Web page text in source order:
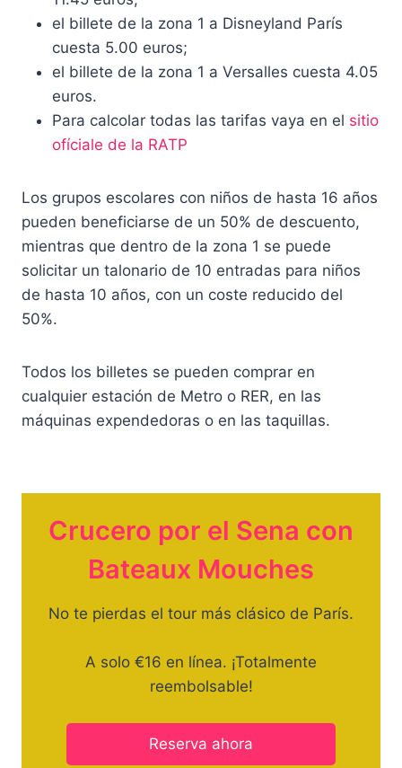
el billete de la zona 1 a Disneyland París
cuesta 5.00 euros;
el billete de la zona 1 a Versalles cuesta 4.05
euros.
Para calcolar todas las tarifas vaya en el sitio
ofíciale de la RATP
Los grupos escolares con niños de hasta 16 años
pueden beneficiarse de un 50% de descuento,
mientras que dentro de la zona 1 se puede
solicitar un talonario de 10 entradas para niños
de hasta 10 años, con un coste reducido del
50%.
Todos los billetes se pueden comprar en
cualquier estación de Metro o RER, en las
máquinas expendedoras o en las taquillas.
Crucero por el Sena con
Bateaux Mouches
No te pierdas el tour más clásico de París.
A solo €16 en línea. ¡Totalmente
reembolsable!
Reserva ahora